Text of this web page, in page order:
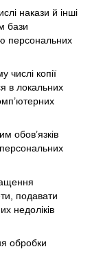
накази й інші
бази
персональних
числі копії
в локальних
обов’язків
персональних
подавати
недоліків
обробки